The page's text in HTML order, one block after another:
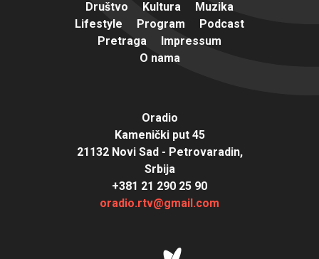
Društvo Kultura
Muzika
Lifestyle
Program
Podcast
Pretraga
Impressum
O nama
Oradio
Kamenički put 45
21132 Novi Sad - Petrovaradin,
Srbija
+381 21 290 25 90
oradio.rtv@gmail.com